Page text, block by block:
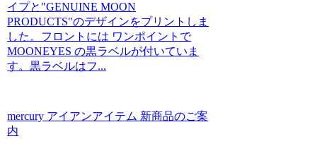
イプと"GENUINE MOON
PRODUCTS"のデザインをプリントしま
した。フロントには ワンポイントで
MOONEYES の黒ラベルが付いていま
す。黒ラベルはフ...
mercury アイアンアイテム 新商品のご案
内